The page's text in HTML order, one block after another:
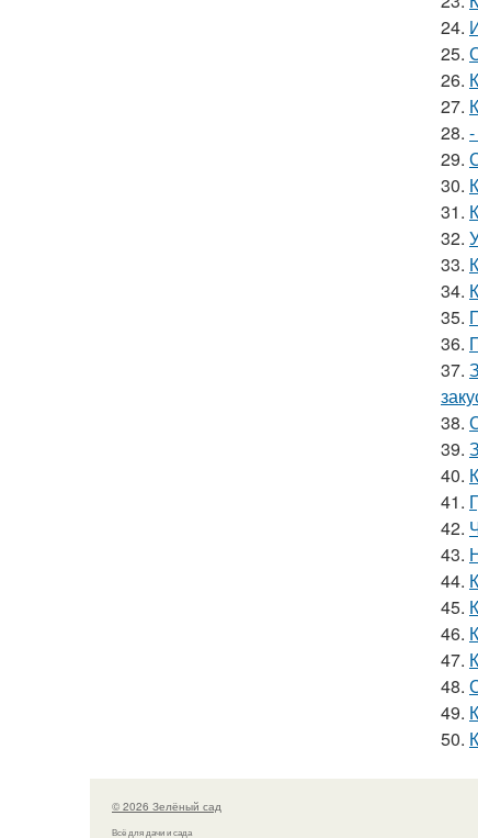
24.
25.
26.
27.
28.
29.
30.
31.
32.
33.
34.
35.
36.
37.
38.
39.
40.
41.
42.
43.
44.
45.
46.
47.
48.
49.
50.
© 2026 Зелёный сад
Всё для дачи и сада